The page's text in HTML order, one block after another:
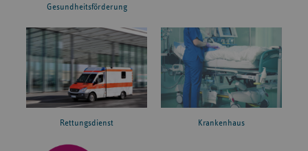
Gesundheitsförderung
Rettungsdienst Krankenhaus